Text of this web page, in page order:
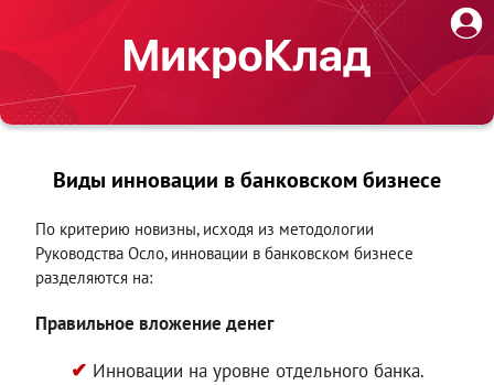
Виды инновации в банковском бизнесе
По критерию новизны, исходя из методологии
Руководства Осло, инновации в банковском бизнесе
разделяются на:
Правильное вложение денег
Инновации на уровне отдельного банка.